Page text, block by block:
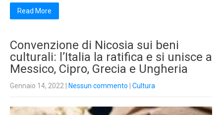
Read More
Convenzione di Nicosia sui beni
culturali: l’Italia la ratifica e si unisce a
Messico, Cipro, Grecia e Ungheria
Gennaio 14, 2022 Nessun commento Cultura